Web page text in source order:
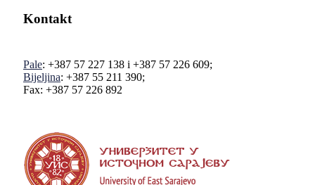
Kontakt
Pale: +387 57 227 138 i +387 57 226 609;
Bijeljina: +387 55 211 390;
Fax: +387 57 226 892